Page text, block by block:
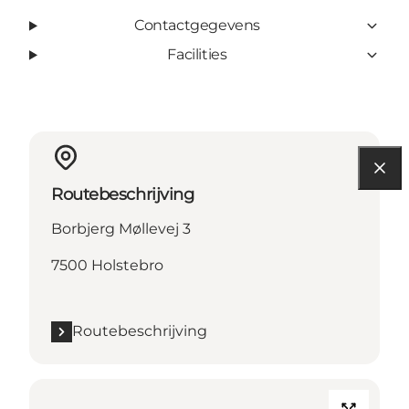
Contactgegevens
Facilities
Routebeschrijving
Borbjerg Møllevej 3
7500 Holstebro
Routebeschrijving